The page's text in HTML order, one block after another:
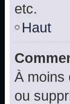
etc.
Haut
À moins
ou